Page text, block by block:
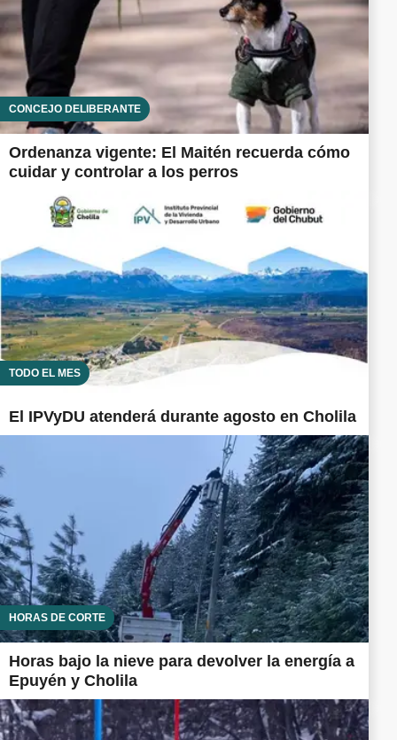
CONCEJO DELIBERANTE
Ordenanza vigente: El Maitén recuerda cómo
cuidar y controlar a los perros
TODO EL MES
El IPVyDU atenderá durante agosto en Cholila
HORAS DE CORTE
Horas bajo la nieve para devolver la energía a
Epuyén y Cholila